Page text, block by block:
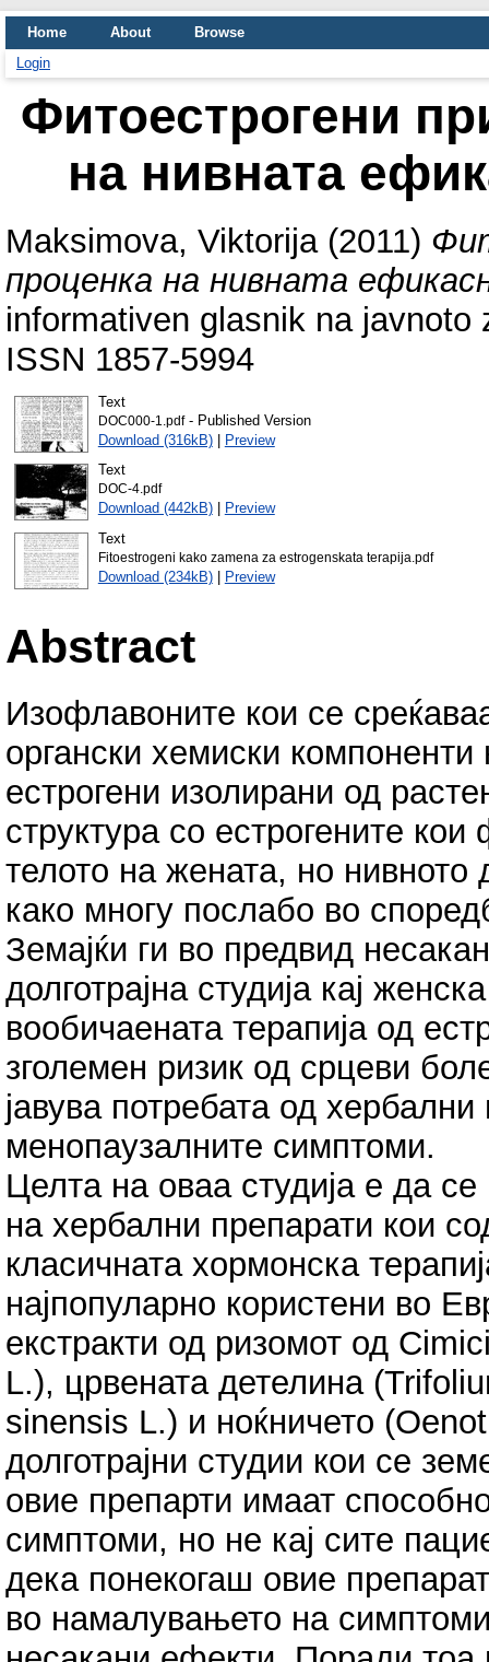
Home About
Browse
Login
Фитоестрогени
на нивната
Maksimova, Viktorija(2011)
проценка на нивната
informativen glasnik na
ISSN 1857-5994
Text
DOC000-1.pdf- Published Version
Download (316kB)| Preview
Text
DOC-4.pdf
Download (442kB)|
Preview
Text
Fitoestrogeni kako zamena za estrogenskata terapija.pdf
Download (234kB)| Preview
Abstract
Изофлавоните кои се
органски хемиски
естрогени изолирани од
структура со естрогените
телото на жената, но нивното
како многу послабо во
Земајќи ги во предвид
долготрајна студија кај
вообичаената терапија од
зголемен ризик од срцеви
јавува потребата од
менопаузалните симптоми.
Целта на оваа студија е да
на хербални препарати кои
класичната хормонска
најпопуларно користени во
екстракти од ризомот од
L.), црвената детелина
sinensis L.) и ноќничето
долготрајни студии кои се
овие препарти имаат
симптоми, но не кај сите
дека понекогаш овие
во намалувањето на